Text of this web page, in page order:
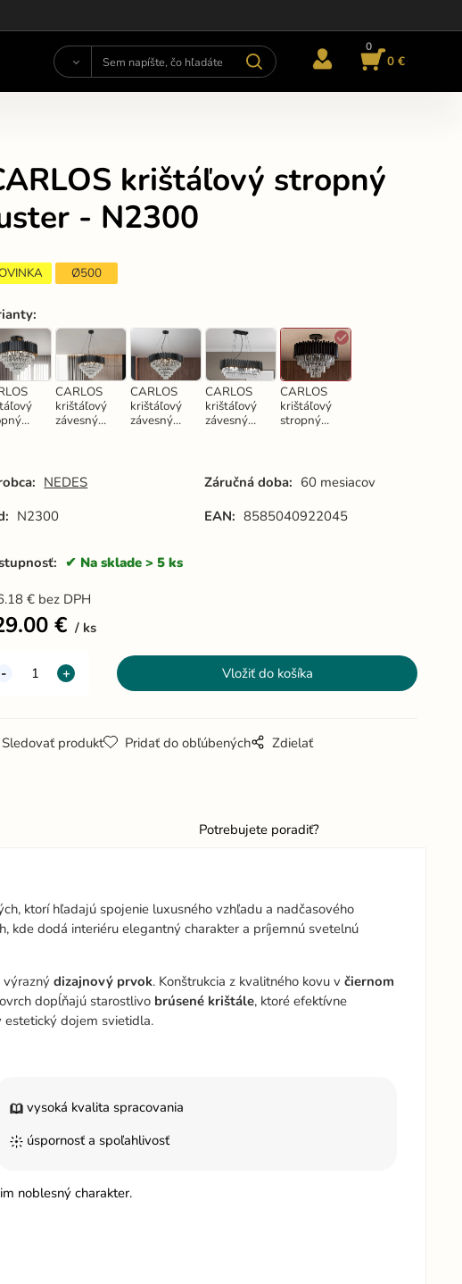
0
0 €
krištáľový stropný
- N2300
Ø500
:
CARLOS
krištáľový
závesný
CARLOS
krištáľový
závesný
CARLOS
krištáľový
závesný
CARLOS
krištáľový
stropný
NEDES Záručná doba: 60 mesiacov
N2300 EAN: 8585040922045
Na sklade > 5 ks
€ bez DPH
€ ks
Sledovať produkt Pridať do obľúbených Zdielať
Potrebujete poradiť?
ktorí hľadajú spojenie luxusného vzhľadu a nadčasového
kde dodá interiéru elegantný charakter a príjemnú svetelnú
výrazný dizajnový prvok. Konštrukcia z kvalitného kovu v čiernom
dopĺňajú starostlivo brúsené krištále, ktoré efektívne
dojem svietidla.
vysoká kvalita spracovania
úspornosť a spoľahlivosť
noblesný charakter.